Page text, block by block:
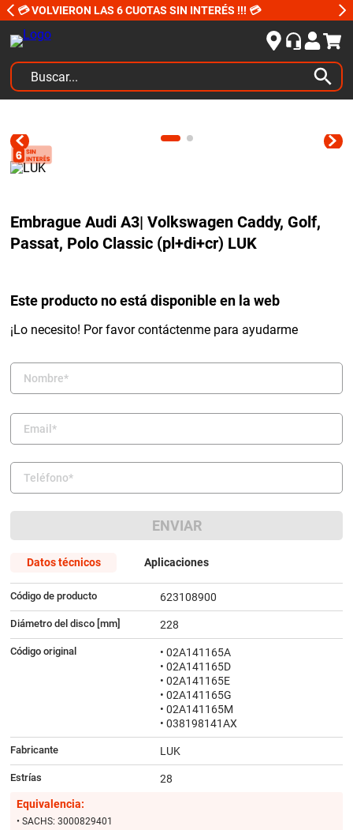
💳 VOLVIERON LAS 6 CUOTAS SIN INTERÉS !!! 💳
Buscar...
Embrague Audi A3| Volkswagen Caddy, Golf,
Passat, Polo Classic (pl+di+cr) LUK
Este producto no está disponible en la web
¡Lo necesito! Por favor contáctenme para ayudarme
ENVIAR
Datos técnicos Aplicaciones
Código de producto 623108900
Diámetro del disco [mm] 228
Código original
• 02A141165A
• 02A141165D
• 02A141165E
• 02A141165G
• 02A141165M
• 038198141AX
Fabricante LUK
Estrías
28
Equivalencia:
• SACHS: 3000829401
1.
2.
amortiguadores
4.
honda civic
5.
bora
7.
bmw
8.
sprinter
9.
amortiguador